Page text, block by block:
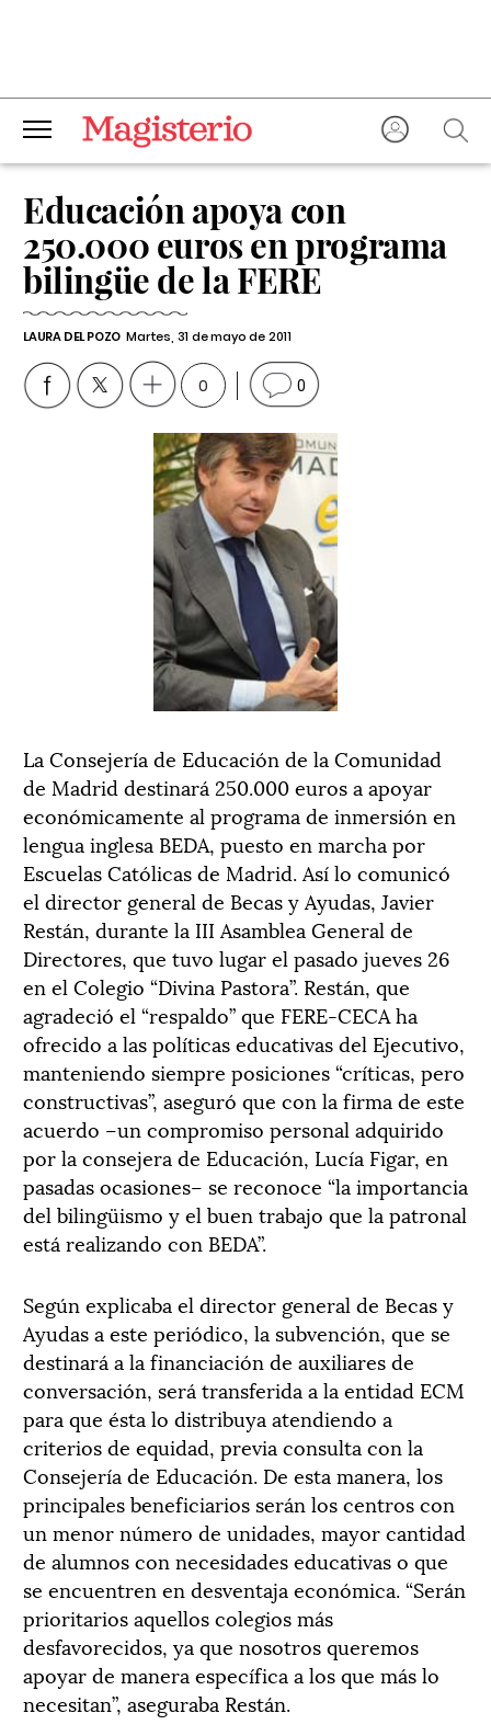
Educación apoya con
250.000 euros en programa
bilingüe de la FERE
LAURA DEL POZO Martes, 31 de mayo de 2011
0 0
La Consejería de Educación de la Comunidad
de Madrid destinará 250.000 euros a apoyar
económicamente al programa de inmersión en
lengua inglesa BEDA, puesto en marcha por
Escuelas Católicas de Madrid. Así lo comunicó
el director general de Becas y Ayudas, Javier
Restán, durante la III Asamblea General de
Directores, que tuvo lugar el pasado jueves 26
en el Colegio “Divina Pastora”. Restán, que
agradeció el “respaldo” que FERE-CECA ha
ofrecido a las políticas educativas del Ejecutivo,
manteniendo siempre posiciones “críticas, pero
constructivas”, aseguró que con la firma de este
acuerdo –un compromiso personal adquirido
por la consejera de Educación, Lucía Figar, en
pasadas ocasiones– se reconoce “la importancia
del bilingüismo y el buen trabajo que la patronal
está realizando con BEDA”.
Según explicaba el director general de Becas y
Ayudas a este periódico, la subvención, que se
destinará a la financiación de auxiliares de
conversación, será transferida a la entidad ECM
para que ésta lo distribuya atendiendo a
criterios de equidad, previa consulta con la
Consejería de Educación. De esta manera, los
principales beneficiarios serán los centros con
un menor número de unidades, mayor cantidad
de alumnos con necesidades educativas o que
se encuentren en desventaja económica. “Serán
prioritarios aquellos colegios más
desfavorecidos, ya que nosotros queremos
apoyar de manera específica a los que más lo
necesitan”, aseguraba Restán.